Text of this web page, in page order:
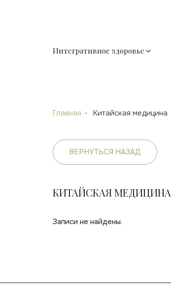
Интегративное здоровье
Главная Китайская медицина
ВЕРНУТЬСЯ НАЗАД
КИТАЙСКАЯ МЕДИЦИНА
Записи не найдены.